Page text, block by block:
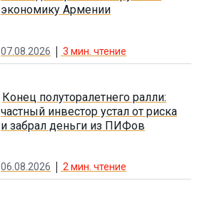
экономику Армении
07.08.2026 3 мин. чтение
Конец полуторалетнего ралли:
частный инвестор устал от риска
и забрал деньги из ПИФов
06.08.2026 2 мин. чтение